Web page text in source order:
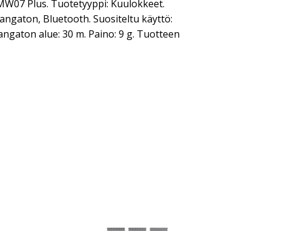
Plus. Tuotetyyppi: Kuulokkeet.
Bluetooth. Suositeltu käyttö:
alue: 30 m. Paino: 9 g. Tuotteen